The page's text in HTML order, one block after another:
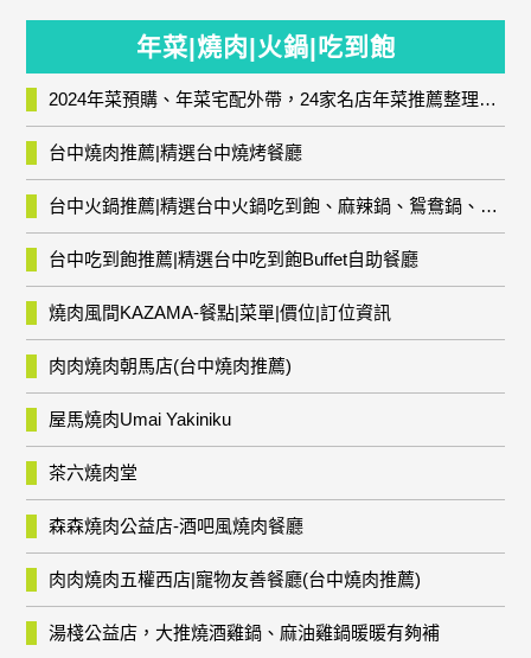
年菜|燒肉|火鍋|吃到飽
2024年菜預購、年菜宅配外帶，24家名店年菜推薦整理，圍爐輕鬆上菜團圓趣
台中燒肉推薦|精選台中燒烤餐廳
台中火鍋推薦|精選台中火鍋吃到飽、麻辣鍋、鴛鴦鍋、石頭火鍋、酸菜白肉鍋、海鮮鍋、燒酒雞、麻油雞、壽喜燒等熱門人氣火鍋店!
台中吃到飽推薦|精選台中吃到飽Buffet自助餐廳
燒肉風間KAZAMA-餐點|菜單|價位|訂位資訊
肉肉燒肉朝馬店(台中燒肉推薦)
屋馬燒肉Umai Yakiniku
茶六燒肉堂
森森燒肉公益店-酒吧風燒肉餐廳
肉肉燒肉五權西店|寵物友善餐廳(台中燒肉推薦)
湯棧公益店，大推燒酒雞鍋、麻油雞鍋暖暖有夠補